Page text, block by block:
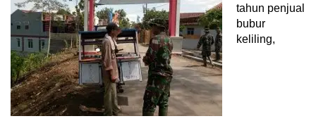
tahun penjual
bubur
keliling,